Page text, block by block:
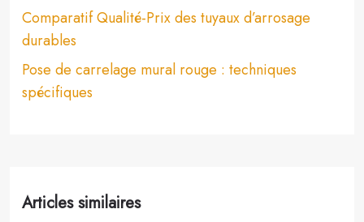
Comparatif Qualité-Prix des tuyaux d’arrosage
durables
Pose de carrelage mural rouge : techniques
spécifiques
Articles similaires